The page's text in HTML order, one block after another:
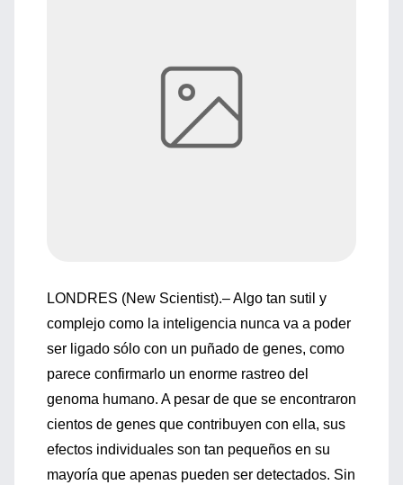
LONDRES (New Scientist).– Algo tan sutil y
complejo como la inteligencia nunca va a poder
ser ligado sólo con un puñado de genes, como
parece confirmarlo un enorme rastreo del
genoma humano. A pesar de que se encontraron
cientos de genes que contribuyen con ella, sus
efectos individuales son tan pequeños en su
mayoría que apenas pueden ser detectados. Sin